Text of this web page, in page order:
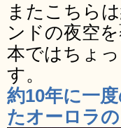
またこちら
ンドの夜空
本ではちょ
す。
約10年に一
たオーロラ